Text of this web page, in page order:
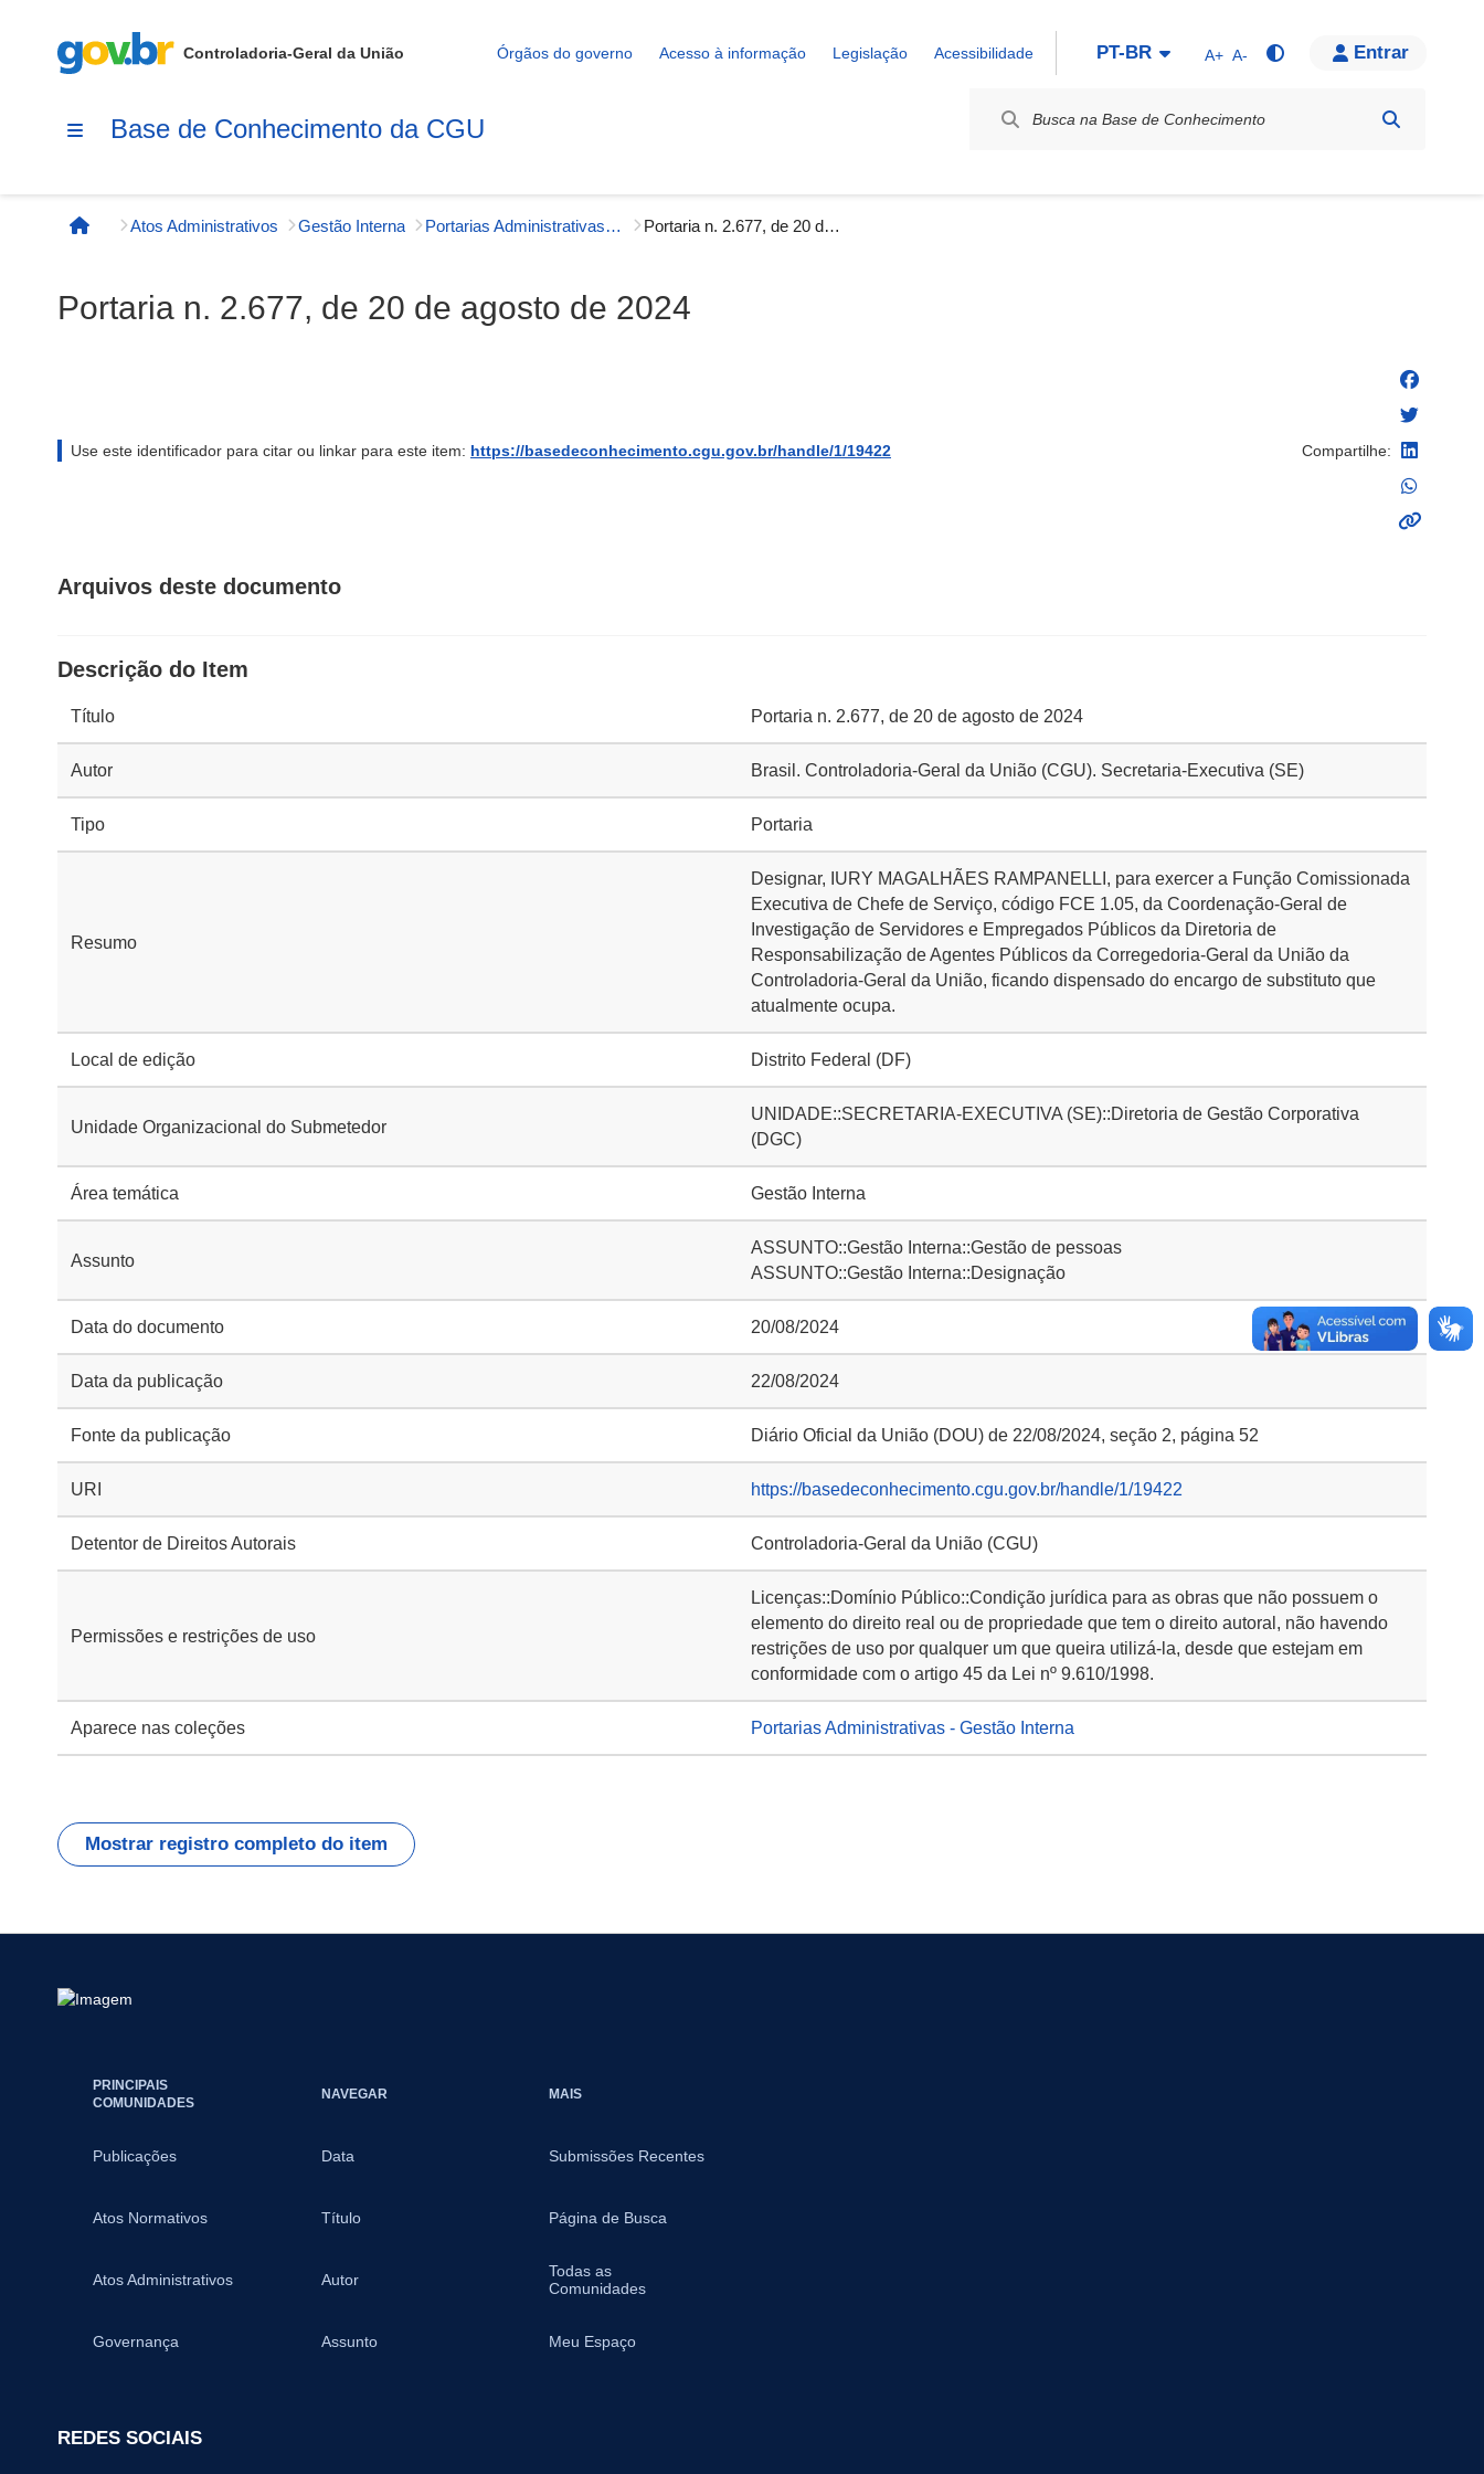
Controladoria-Geral da União Órgãos do governo Acesso à informação Legislação Acessibilidade PT-BR A+ A- Entrar
Base de Conhecimento da CGU
Página inicial
Atos Administrativos Gestão Interna Portarias Administrativas - Gestão Interna Portaria n. 2.677, de 20 de agosto de 2024
Portaria n. 2.677, de 20 de agosto de 2024
Use este identificador para citar ou linkar para este item: https://basedeconhecimento.cgu.gov.br/handle/1/19422 Compartilhe:
Arquivos deste documento
Descrição do Item
Título Portaria n. 2.677, de 20 de agosto de 2024
Autor Brasil. Controladoria-Geral da União (CGU). Secretaria-Executiva (SE)
Tipo Portaria
Resumo
Designar, IURY MAGALHÃES RAMPANELLI, para exercer a Função Comissionada
Executiva de Chefe de Serviço, código FCE 1.05, da Coordenação-Geral de
Investigação de Servidores e Empregados Públicos da Diretoria de
Responsabilização de Agentes Públicos da Corregedoria-Geral da União da
Controladoria-Geral da União, ficando dispensado do encargo de substituto que
atualmente ocupa.
Local de edição Distrito Federal (DF)
Unidade Organizacional do Submetedor
UNIDADE::SECRETARIA-EXECUTIVA (SE)::Diretoria de Gestão Corporativa
(DGC)
Área temática Gestão Interna
Assunto
ASSUNTO::Gestão Interna::Gestão de pessoas
ASSUNTO::Gestão Interna::Designação
Data do documento 20/08/2024
Data da publicação 22/08/2024
Fonte da publicação Diário Oficial da União (DOU) de 22/08/2024, seção 2, página 52
URI https://basedeconhecimento.cgu.gov.br/handle/1/19422
Detentor de Direitos Autorais Controladoria-Geral da União (CGU)
Permissões e restrições de uso
Licenças::Domínio Público::Condição jurídica para as obras que não possuem o
elemento do direito real ou de propriedade que tem o direito autoral, não havendo
restrições de uso por qualquer um que queira utilizá-la, desde que estejam em
conformidade com o artigo 45 da Lei nº 9.610/1998.
Aparece nas coleções Portarias Administrativas - Gestão Interna
Mostrar registro completo do item
PRINCIPAIS
COMUNIDADES
Publicações
Atos Normativos
Atos Administrativos
Governança
NAVEGAR
Data
Título
Autor
Assunto
MAIS
Submissões Recentes
Página de Busca
Todas as
Comunidades
Meu Espaço
REDES SOCIAIS